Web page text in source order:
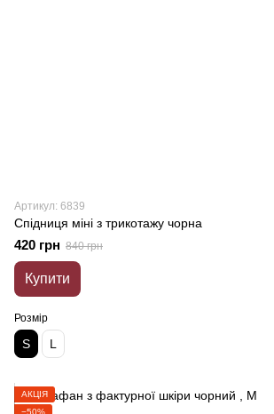
Артикул: 6839
Cпідниця міні з трикотажу чорна
420 грн 840 грн
Купити
Розмір
S L
АКЦІЯ